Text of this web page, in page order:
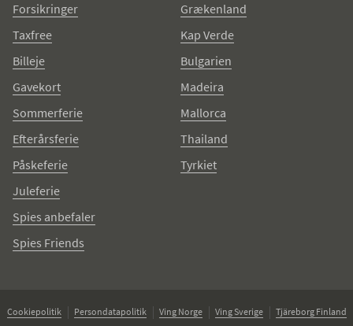
Forsikringer
Taxfree
Billeje
Gavekort
Sommerferie
Efterårsferie
Påskeferie
Juleferie
Spies anbefaler
Spies Friends
Grækenland
Kap Verde
Bulgarien
Madeira
Mallorca
Thailand
Tyrkiet
Cookiepolitik Persondatapolitik Ving Norge Ving Sverige
Tjäreborg Finland